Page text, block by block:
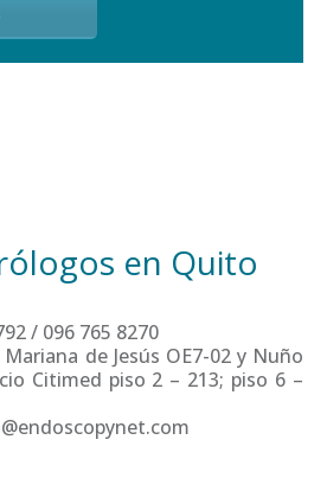
en Quito
/ 096 765 8270
de Jesús OE7-02 y Nuño
Citimed piso 2 – 213; piso 6 –